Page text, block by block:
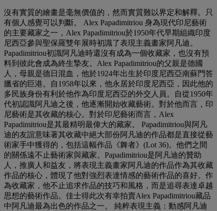
沒有實質的繪畫是毫無價值的，然而實質難以界定和解釋。只
有個人感覺可以判斷。 Alex Papadimitriou 身為現代印尼藝術
的主要藏家之一，Alex Papadimitriou於1950年代早期組織印度
尼西亞參與聖保羅雙年展時初識了表現主義畫家阿凡迪。
Papadimitriou初識阿凡迪時還沒有成為一個收藏家，也沒有預
料到彼此會成為終生摯友。Alex Papadimitriou的父親是德國
人，母親是德日混血，他於1924年出生於印度尼西亞南蘇門答
臘省的巨港。自1958年以來，他永居於印度尼西亞，因此他的
多民族身份有利於他作為印度尼西亞的外交人員。自從1950年
代初認識阿凡迪之後，他逐漸開始收藏藝術。對於他而言，印
尼藝術是其收藏的核心。對於印尼藝術而言，Alex
Papadimitriou是其最精明最偉大的藏家。 Papadimitriou與阿凡
迪的友誼意味著其收藏中絕大部份阿凡迪的作品都是直接從藝
術家手中獲得的，包括這幅作品《舞者》(Lot 36)。他們之間
的關係遠不止藝術家與藏家。Papadimitriou是阿凡迪的贊助
人，推廣人和益友，將表現主義畫家阿凡迪的作品作為其收藏
作品的核心，體現了他對強烈表達情感的藝術作品的喜好。作
為收藏家，他不止追求作品的技巧和風格，而是追尋表達卓越
思想的藝術作品。佳士得此次有幸拍賣Alex Papadimitriou藏品
中阿凡迪最為出色的作品之一。 純粹表現主義：動感阿凡迪